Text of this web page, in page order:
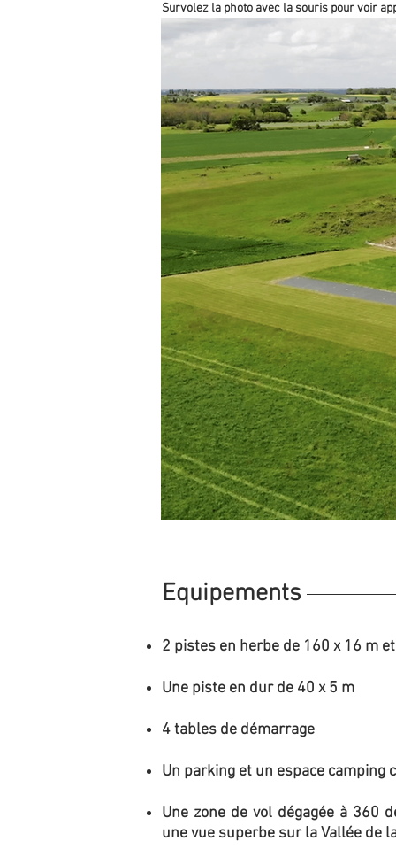
Survolez la photo avec la souris pour voir
Equipements
2 pistes en herbe de 160 x 16 m
Une piste en dur de 40 x 5 m
4 tables de démarrage
Un parking et un espace camping
Une zone de vol dégagée à 360
une vue superbe sur la Vallée de